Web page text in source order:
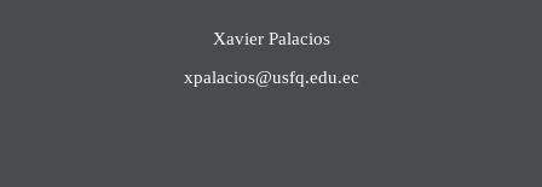
Xavier Palacios
xpalacios@usfq.edu.ec